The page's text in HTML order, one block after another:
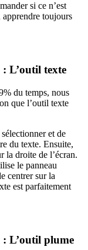
si ce n’est
apprendre toujours
L’outil texte
du temps, nous
que l’outil texte
et de
du texte. Ensuite,
la droite de l’écran.
le panneau
centrer sur la
est parfaitement
: L’outil plume